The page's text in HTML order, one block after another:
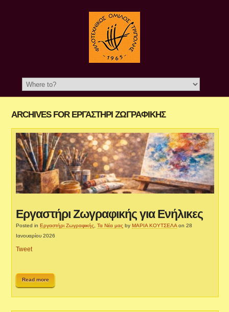
ARCHIVES FOR ΕΡΓΑΣΤΉΡΙ ΖΩΓΡΑΦΙΚΉΣ
Εργαστήρι Ζωγραφικής για Ενήλικες
Posted inΕργαστήρι Ζωγραφικής ,Τα Νέα μας byΜΑΡΙΑ ΚΟΥΤΣΕΛΑ on 28
Ιανουαρίου 2026
Tweet
Read more